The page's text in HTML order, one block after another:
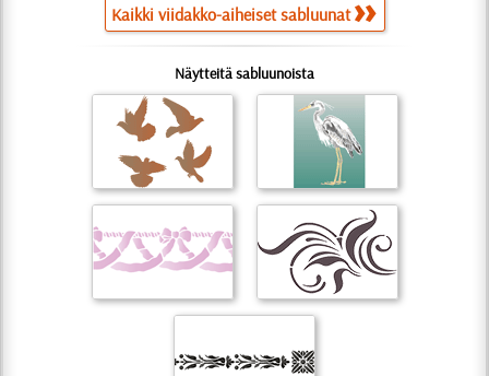
Kaikki viidakko-aiheiset sabluunat
Näytteitä sabluunoista